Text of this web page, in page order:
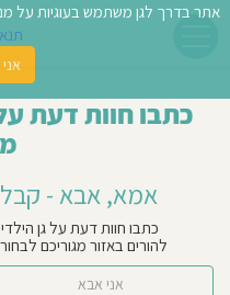
כתבו חוות דעת
אמא, אבא -
כתבו חוות דעת על גן
להורים באזור מגוריכם
אני אבא
אתר בדרך לגן משתמש בעוגיות על